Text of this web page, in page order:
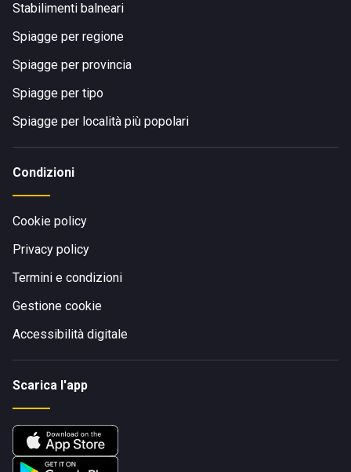
Stabilimenti balneari
Spiagge per regione
Spiagge per provincia
Spiagge per tipo
Spiagge per località più popolari
Condizioni
Cookie policy
Privacy policy
Termini e condizioni
Gestione cookie
Accessibilità digitale
Scarica l'app